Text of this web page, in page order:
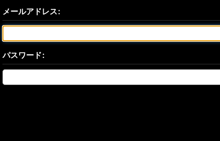
メールアドレス:
パスワード: